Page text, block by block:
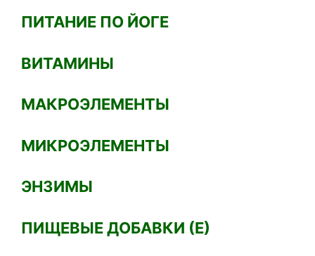
ПИТАНИЕ ПО ЙОГЕ
ВИТАМИНЫ
МАКРОЭЛЕМЕНТЫ
МИКРОЭЛЕМЕНТЫ
ЭНЗИМЫ
ПИЩЕВЫЕ ДОБАВКИ (Е)